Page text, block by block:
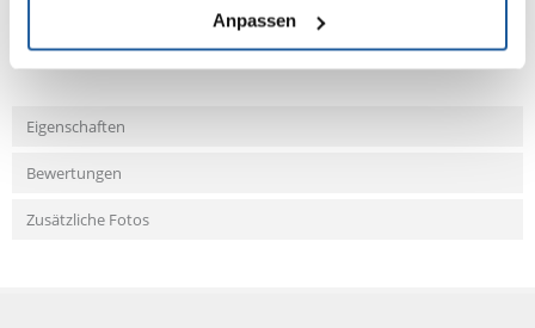
Anpassen
Fragen und Antworten (FAQ)
Eigenschaften
Bewertungen
Zusätzliche Fotos